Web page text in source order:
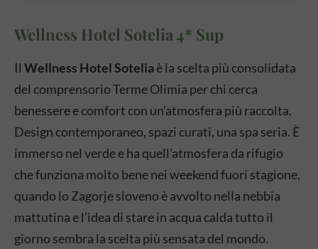
Wellness Hotel Sotelia 4* Sup
Il Wellness Hotel Soteliaè la scelta più consolidata
del comprensorio Terme Olimia per chi cerca
benessere e comfort con un’atmosfera più raccolta.
Design contemporaneo, spazi curati, una spa seria. È
immerso nel verde e ha quell’atmosfera da rifugio
che funziona molto bene nei weekend fuori stagione,
quando lo Zagorje sloveno è avvolto nella nebbia
mattutina e l’idea di stare in acqua calda tutto il
giorno sembra la scelta più sensata del mondo.